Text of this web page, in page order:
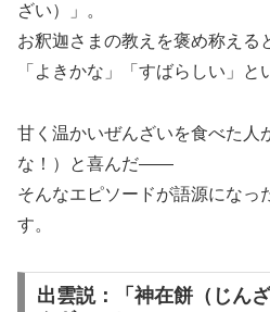
ざい）」。
お釈迦さまの教えを褒め称える
「よきかな」「すばらしい」と
甘く温かいぜんざいを食べた人
な！）と喜んだ――
そんなエピソードが語源になっ
す。
出雲説：「神在餅（じん